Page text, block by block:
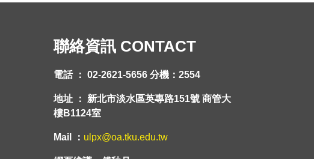
聯絡資訊 CONTACT
電話 ： 02-2621-5656 分機：2554
地址 ： 新北市淡水區英專路151號 商管大
樓B1124室
Mail ： ulpx@oa.tku.edu.tw